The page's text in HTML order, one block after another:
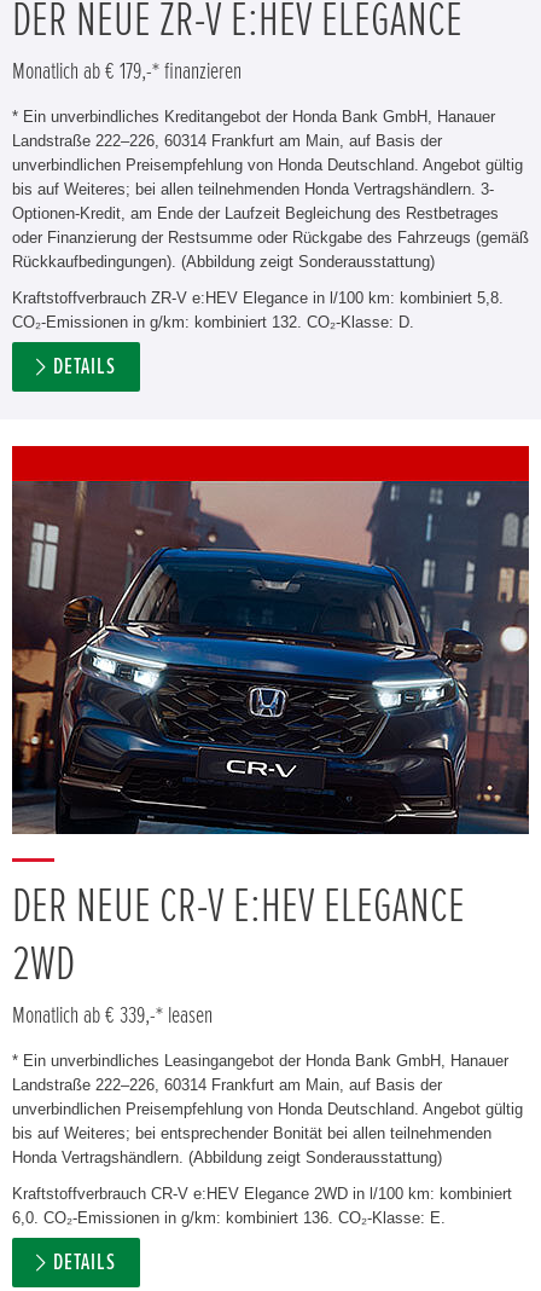
DER NEUE ZR-V E:HEV ELEGANCE
Monatlich ab € 179,-* finanzieren
* Ein unverbindliches Kreditangebot der Honda Bank GmbH, Hanauer
Landstraße 222–226, 60314 Frankfurt am Main, auf Basis der
unverbindlichen Preisempfehlung von Honda Deutschland. Angebot gültig
bis auf Weiteres; bei allen teilnehmenden Honda Vertragshändlern. 3-
Optionen-Kredit, am Ende der Laufzeit Begleichung des Restbetrages
oder Finanzierung der Restsumme oder Rückgabe des Fahrzeugs (gemäß
Rückkaufbedingungen). (Abbildung zeigt Sonderausstattung)
Kraftstoffverbrauch ZR-V e:HEV Elegance in l/100 km: kombiniert 5,8.
CO₂-Emissionen in g/km: kombiniert 132. CO₂-Klasse: D.
DETAILS
DER NEUE CR-V E:HEV ELEGANCE
2WD
Monatlich ab € 339,-* leasen
* Ein unverbindliches Leasingangebot der Honda Bank GmbH, Hanauer
Landstraße 222–226, 60314 Frankfurt am Main, auf Basis der
unverbindlichen Preisempfehlung von Honda Deutschland. Angebot gültig
bis auf Weiteres; bei entsprechender Bonität bei allen teilnehmenden
Honda Vertragshändlern. (Abbildung zeigt Sonderausstattung)
Kraftstoffverbrauch CR-V e:HEV Elegance 2WD in l/100 km: kombiniert
6,0. CO₂-Emissionen in g/km: kombiniert 136. CO₂-Klasse: E.
DETAILS